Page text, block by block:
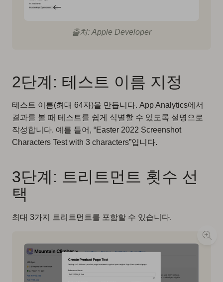
출처: Apple Developer
2단계: 테스트 이름 지정
테스트 이름(최대 64자)을 만듭니다. App Analytics에서
결과를 볼 때 테스트를 쉽게 식별할 수 있도록 설명으로
작성합니다. 예를 들어, “Easter 2022 Screenshot
Characters Test with 3 characters”입니다.
3단계: 트리트먼트 횟수 선
택
최대 3가지 트리트먼트를 포함할 수 있습니다.